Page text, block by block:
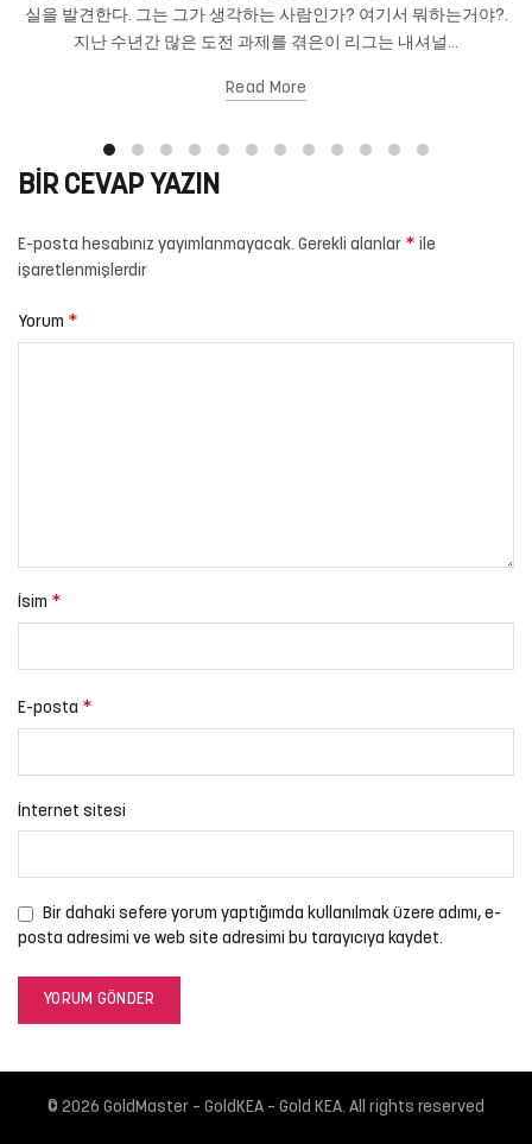
실을 발견한다. 그는 그가 생각하는 사람인가? 여기서 뭐하는거야?.
지난 수년간 많은 도전 과제를 겪은이 리그는 내셔널...
Read More
BIR CEVAP YAZIN
E-posta hesabınız yayımlanmayacak. Gerekli alanlar * ile
işaretlenmişlerdir
Yorum *
İsim *
E-posta *
İnternet sitesi
Bir dahaki sefere yorum yaptığımda kullanılmak üzere adımı, e-
posta adresimi ve web site adresimi bu tarayıcıya kaydet.
© 2026 GoldMaster – GoldKEA – Gold KEA. All rights reserved